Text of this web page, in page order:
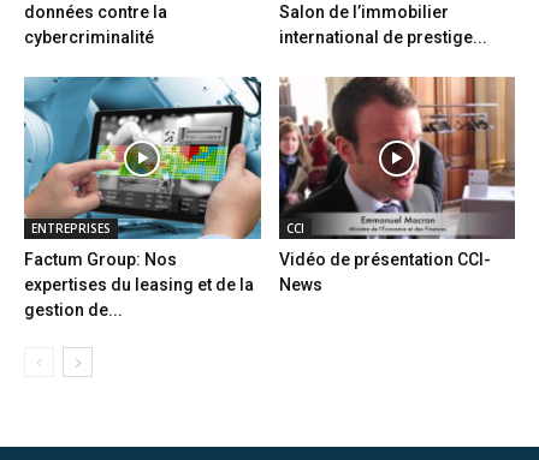
données contre la
cybercriminalité
Salon de l’immobilier
international de prestige...
ENTREPRISES
Factum Group: Nos
expertises du leasing et de la
gestion de...
CCI
Vidéo de présentation CCI-
News